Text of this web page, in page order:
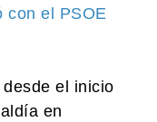
con el PSOE
el inicio
en